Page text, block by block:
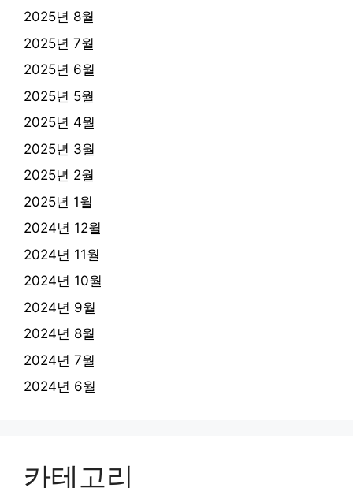
2025년 8월
2025년 7월
2025년 6월
2025년 5월
2025년 4월
2025년 3월
2025년 2월
2025년 1월
2024년 12월
2024년 11월
2024년 10월
2024년 9월
2024년 8월
2024년 7월
2024년 6월
카테고리